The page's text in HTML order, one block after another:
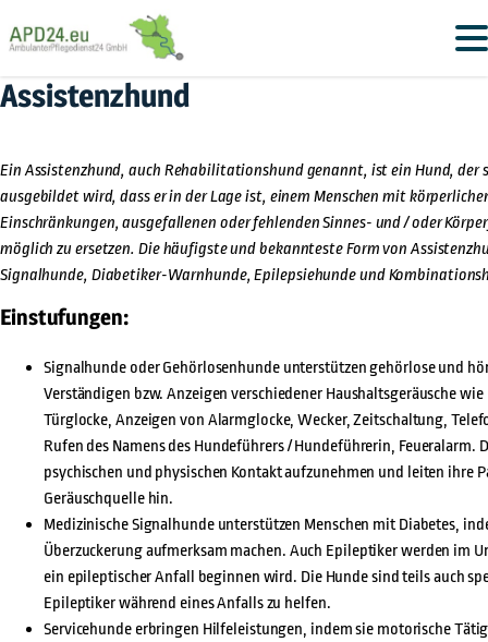
Assistenzhund
Ein Assistenzhund, auch Rehabilitationshund genannt, ist ein Hund, der
ausgebildet wird, dass er in der Lage ist, einem Menschen mit
Einschränkungen, ausgefallenen oder fehlenden Sinnes- und / oder
möglich zu ersetzen. Die häufigste und bekannteste Form von
Signalhunde, Diabetiker-Warnhunde, Epilepsiehunde und
Einstufungen:
Signalhunde oder Gehörlosenhunde unterstützen gehörlose und
Verständigen bzw. Anzeigen verschiedener Haushaltsgeräusche
Türglocke, Anzeigen von Alarmglocke, Wecker, Zeitschaltung,
Rufen des Namens des Hundeführers / Hundeführerin, Feueralarm.
psychischen und physischen Kontakt aufzunehmen und leiten ihre
Geräuschquelle hin.
Medizinische Signalhunde unterstützen Menschen mit Diabetes,
Überzuckerung aufmerksam machen. Auch Epileptiker werden im
ein epileptischer Anfall beginnen wird. Die Hunde sind teils auch
Epileptiker während eines Anfalls zu helfen.
Servicehunde erbringen Hilfeleistungen, indem sie motorische